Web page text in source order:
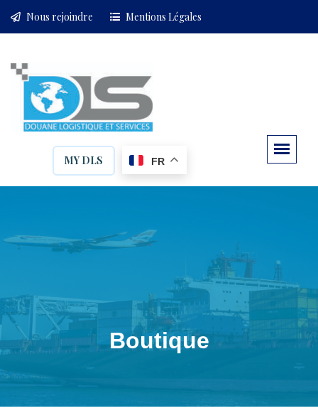
Nous rejoindre Mentions Légales
MY DLS FR
Boutique